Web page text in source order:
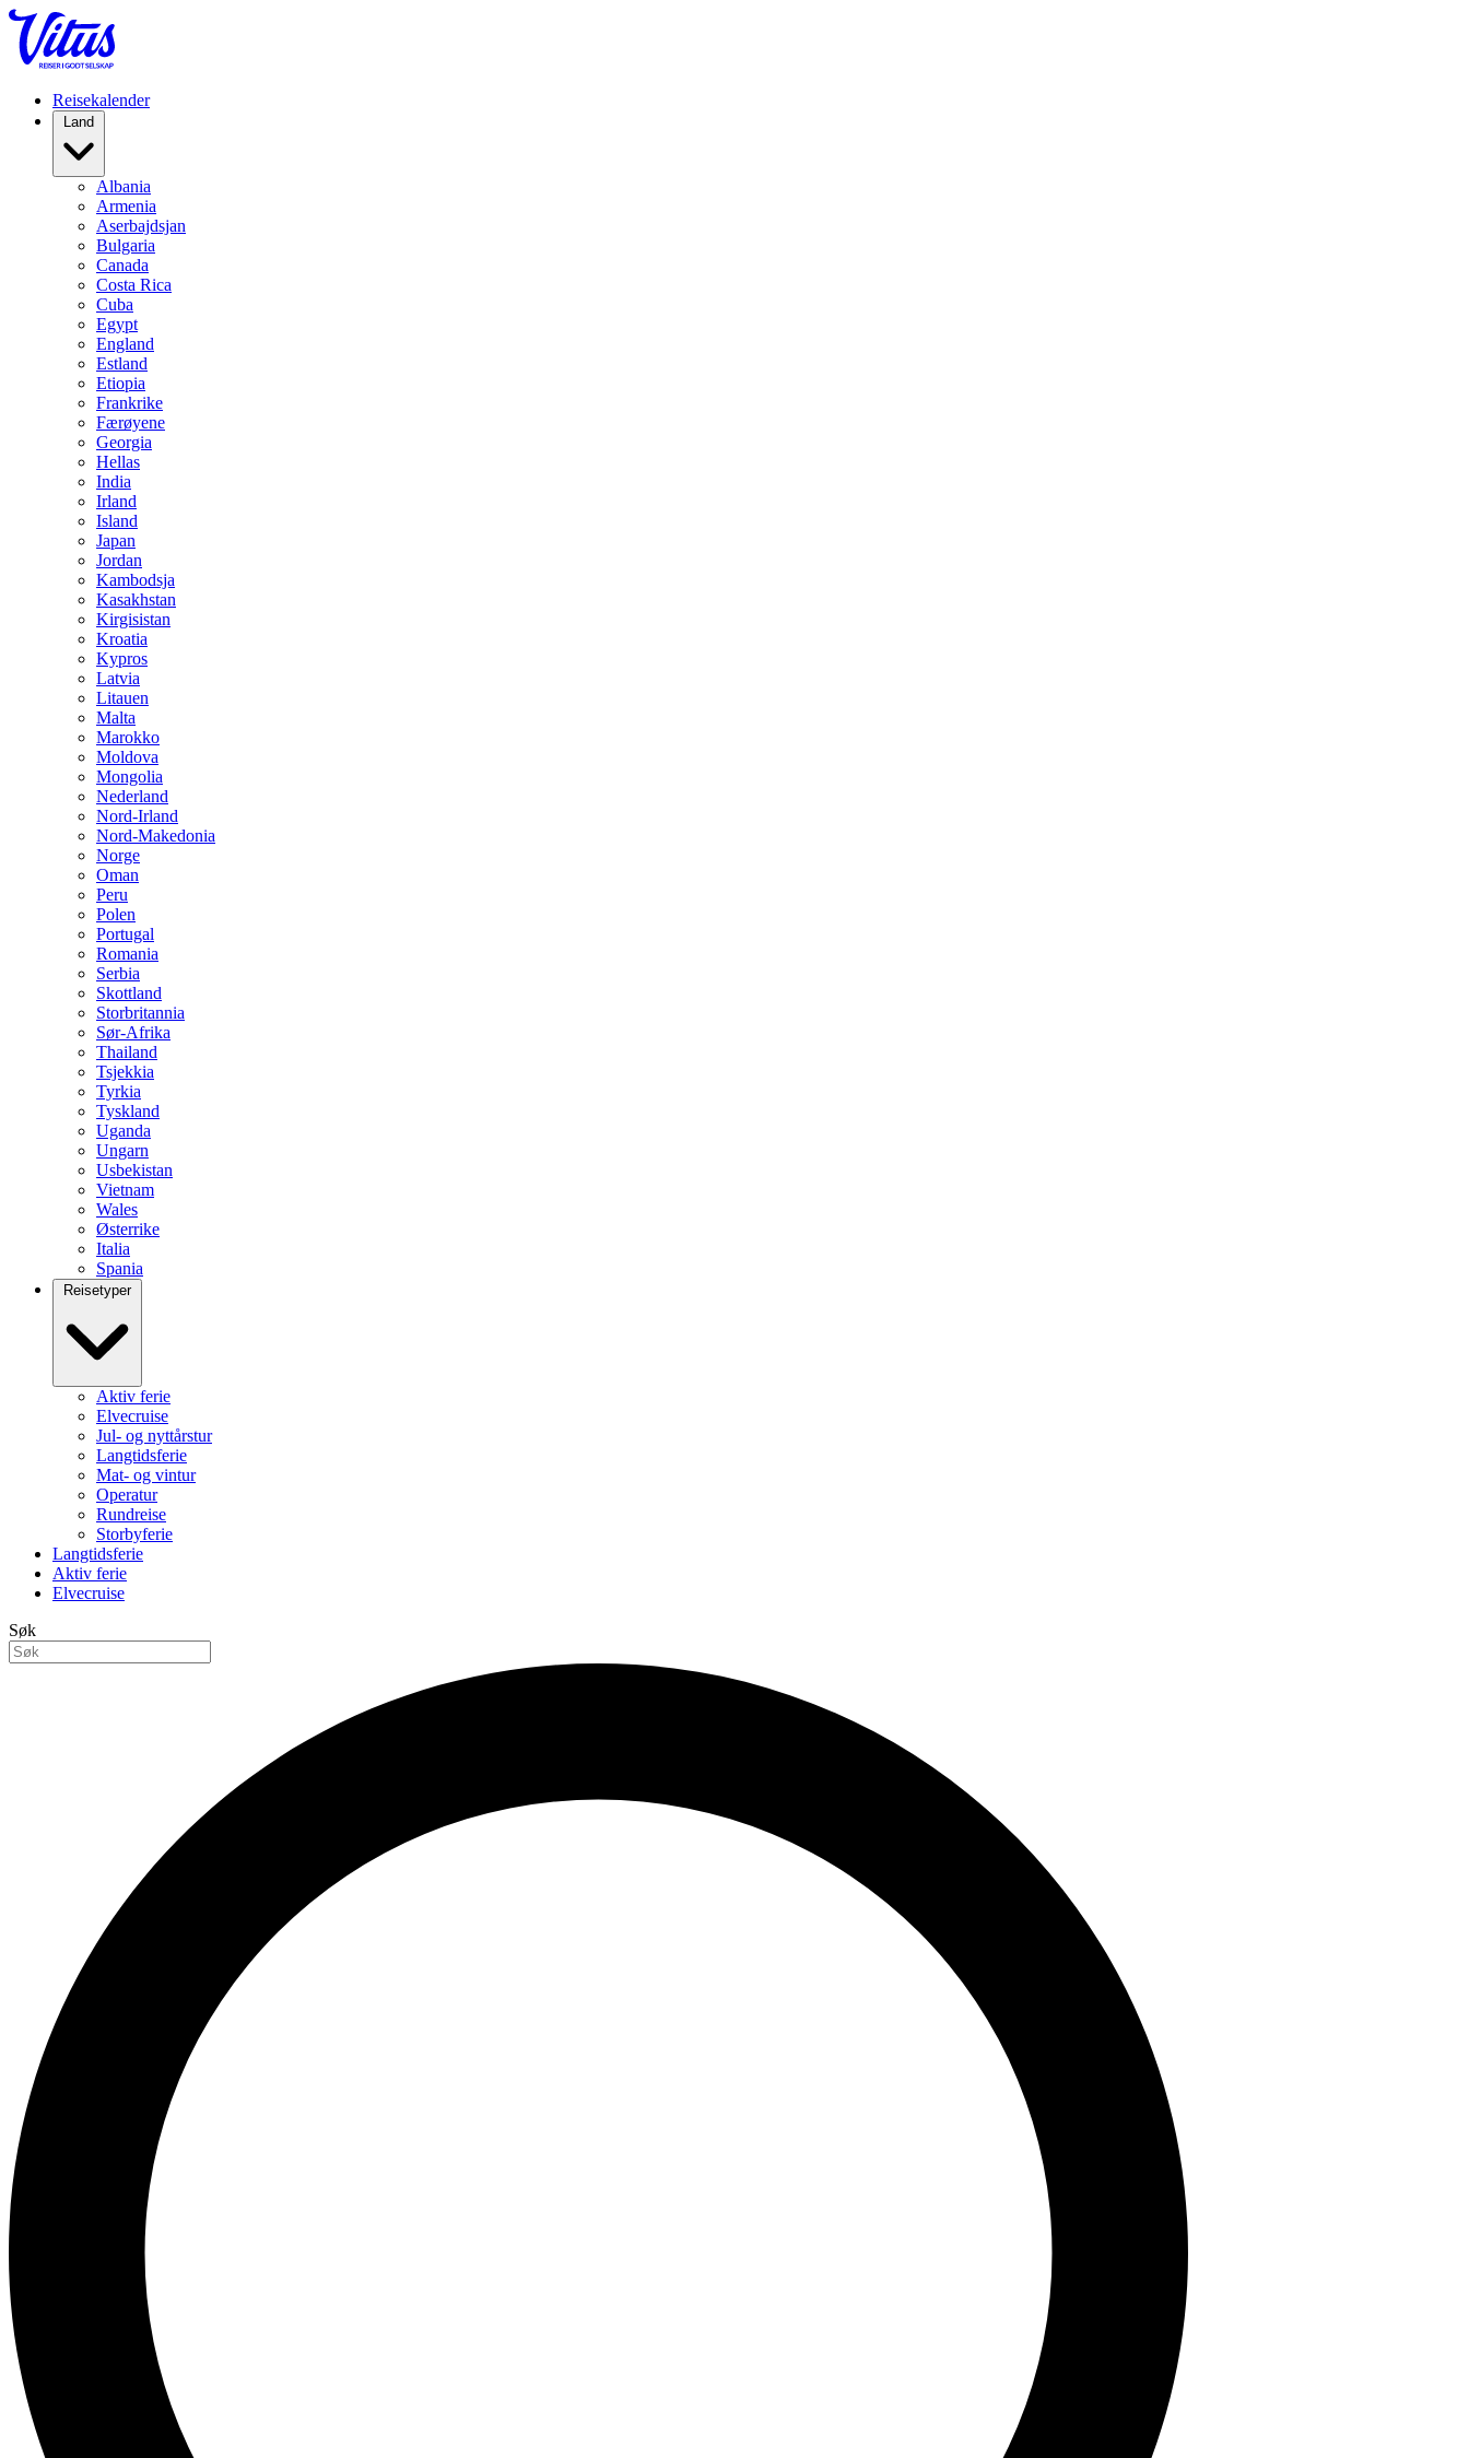
Reisekalender
Albania
Armenia
Aserbajdsjan
Bulgaria
Canada
Costa Rica
Cuba
Egypt
England
Estland
Etiopia
Frankrike
Færøyene
Georgia
Hellas
India
Irland
Island
Japan
Jordan
Kambodsja
Kasakhstan
Kirgisistan
Kroatia
Kypros
Latvia
Litauen
Malta
Marokko
Moldova
Mongolia
Nederland
Nord-Irland
Nord-Makedonia
Norge
Oman
Peru
Polen
Portugal
Romania
Serbia
Skottland
Storbritannia
Sør-Afrika
Thailand
Tsjekkia
Tyrkia
Tyskland
Uganda
Ungarn
Usbekistan
Vietnam
Wales
Østerrike
Italia
Spania
Reisetyper
Aktiv ferie
Elvecruise
Jul- og nyttårstur
Langtidsferie
Mat- og vintur
Operatur
Rundreise
Storbyferie
Langtidsferie
Aktiv ferie
Elvecruise
Søk